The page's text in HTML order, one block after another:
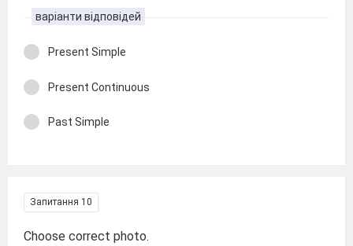
варіанти відповідей
Present Simple
Present Continuous
Past Simple
Запитання 10
Choose correct photo.